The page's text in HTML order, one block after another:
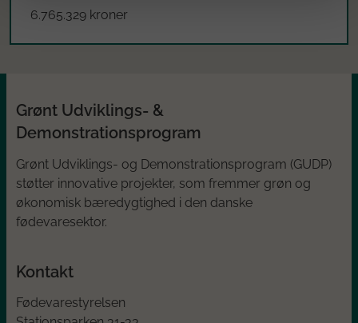
6.765.329 kroner
Grønt Udviklings- &
Demonstrationsprogram
Grønt Udviklings- og Demonstrationsprogram (GUDP)
støtter innovative projekter, som fremmer grøn og
økonomisk bæredygtighed i den danske
fødevaresektor.
Kontakt
Fødevarestyrelsen